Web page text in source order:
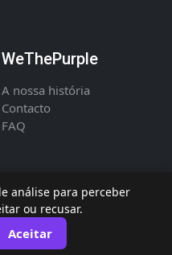
análise para perceber
ou recusar.
Aceitar
WeThePurple
A nossa história
Contacto
FAQ
sobre privacidade e direitos